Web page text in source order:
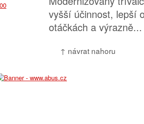
vyšší účinnost, lepší
otáčkách a výrazně...
↑ návrat nahoru